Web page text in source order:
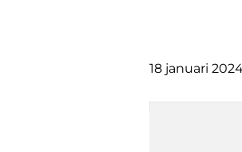
18 januari